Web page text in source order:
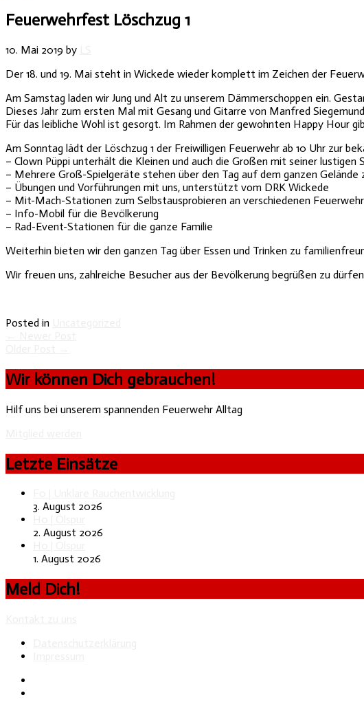
Feuerwehrfest Löschzug 1
10. Mai 2019 by
Der 18. und 19. Mai steht in Wickede wieder komplett im Zeichen der
Am Samstag laden wir Jung und Alt zu unserem Dämmerschoppen ein.
Dieses Jahr zum ersten Mal mit Gesang und Gitarre von Manfred
Für das leibliche Wohl ist gesorgt. Im Rahmen der gewohnten Happy Hour
Am Sonntag lädt der Löschzug 1 der Freiwilligen Feuerwehr ab 10 Uhr zur
– Clown Püppi unterhält die Kleinen und auch die Großen mit seiner lustigen
– Mehrere Groß-Spielgeräte stehen über den Tag auf dem ganzen Gelände
– Übungen und Vorführungen mit uns, unterstützt vom DRK Wickede
– Mit-Mach-Stationen zum Selbstausprobieren an verschiedenen
– Info-Mobil für die Bevölkerung
– Rad-Event-Stationen für die ganze Familie
Weiterhin bieten wir den ganzen Tag über Essen und Trinken zu
Wir freuen uns, zahlreiche Besucher aus der Bevölkerung begrüßen zu
Posted in
Wir können Dich gebrauchen!
Hilf uns bei unserem spannenden Feuerwehr Alltag
Letzte Einsätze
3. August 2026
2. August 2026
1. August 2026
Meld Dich!